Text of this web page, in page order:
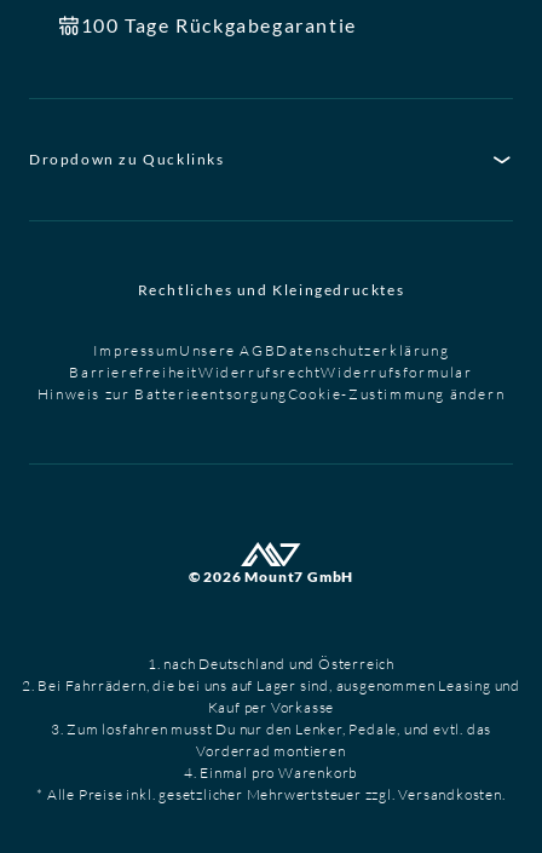
100 Tage Rückgabegarantie
Dropdown zu Qucklinks
Rechtliches und Kleingedrucktes
Impressum Unsere AGB Datenschutzerklärung
BarrierefreiheitWiderrufsrechtWiderrufsformular
Hinweis zur BatterieentsorgungCookie-Zustimmung ändern
© 2026 Mount7 GmbH
1. nach Deutschland und Österreich
2. Bei Fahrrädern, die bei uns auf Lager sind, ausgenommen Leasing und
Kauf per Vorkasse
3. Zum losfahren musst Du nur den Lenker, Pedale, und evtl. das
Vorderrad montieren
4. Einmal pro Warenkorb
* Alle Preise inkl. gesetzlicher Mehrwertsteuer zzgl. Versandkosten.